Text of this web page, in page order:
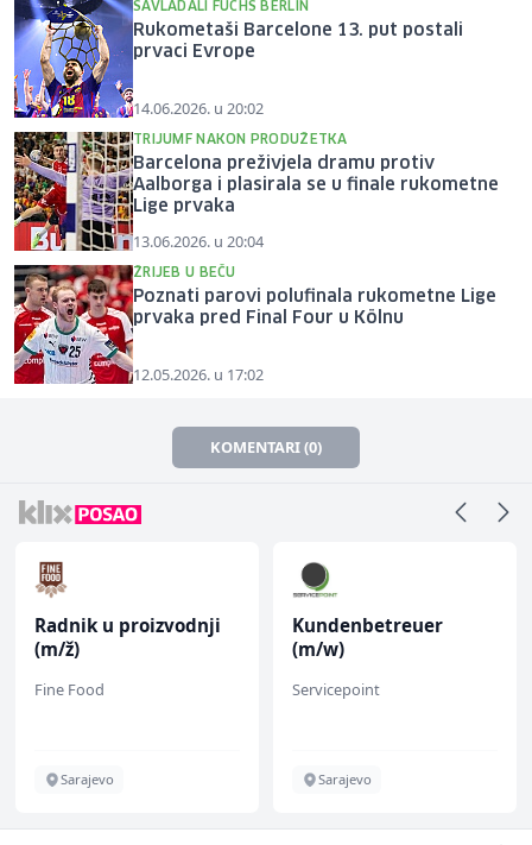
SAVLADALI FUCHS BERLIN
Rukometaši Barcelone 13. put postali
prvaci Evrope
14.06.2026. u 20:02
TRIJUMF NAKON PRODUŽETKA
Barcelona preživjela dramu protiv
Aalborga i plasirala se u finale rukometne
Lige prvaka
13.06.2026. u 20:04
ŽRIJEB U BEČU
Poznati parovi polufinala rukometne Lige
prvaka pred Final Four u Kölnu
12.05.2026. u 17:02
KOMENTARI (0)
Radnik u proizvodnji
(m/ž)
Fine Food
Sarajevo
Kundenbetreuer
(m/w)
Servicepoint
Sarajevo